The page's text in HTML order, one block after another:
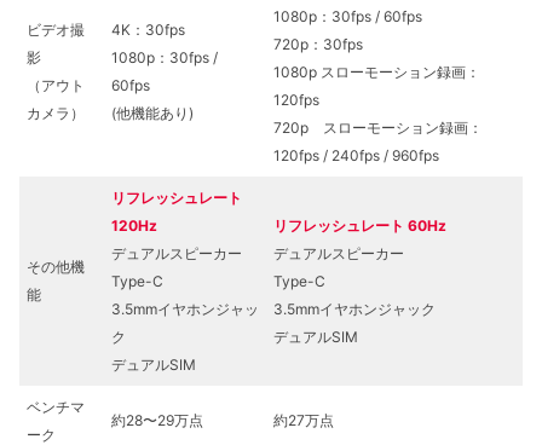
ビデオ撮
影
（アウト
カメラ）
4K：30fps
1080p：30fps /
60fps
(他機能あり)
1080p：30fps / 60fps
720p：30fps
1080p スローモーション録画：
120fps
720p スローモーション録画：
120fps / 240fps / 960fps
その他機
能
リフレッシュレート
120Hz
デュアルスピーカー
Type-C
3.5mmイヤホンジャッ
ク
デュアルSIM
リフレッシュレート 60Hz
デュアルスピーカー
Type-C
3.5mmイヤホンジャック
デュアルSIM
ベンチマ
ーク
約28〜29万点 約27万点